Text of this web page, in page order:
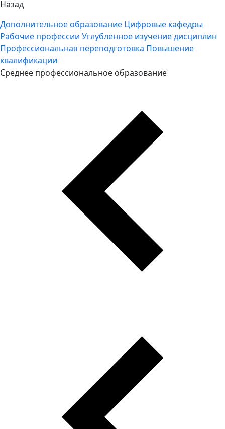
Назад
Дополнительное образование Цифровые кафедры
Рабочие профессии Углубленное изучение дисциплин
Профессиональная переподготовка Повышение
квалификации
Среднее профессиональное образование